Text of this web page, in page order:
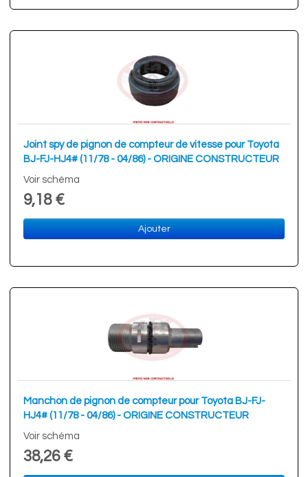
Joint spy de pignon de compteur de vitesse pour Toyota
BJ-FJ-HJ4# (11/78 - 04/86) - ORIGINE CONSTRUCTEUR
Voir schéma
9,18 €
Ajouter
Manchon de pignon de compteur pour Toyota BJ-FJ-
HJ4# (11/78 - 04/86) - ORIGINE CONSTRUCTEUR
Voir schéma
38,26 €